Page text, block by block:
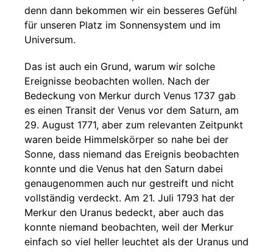
denn dann bekommen wir ein besseres Gefühl
für unseren Platz im Sonnensystem und im
Universum.
Das ist auch ein Grund, warum wir solche
Ereignisse beobachten wollen. Nach der
Bedeckung von Merkur durch Venus 1737 gab
es einen Transit der Venus vor dem Saturn, am
29. August 1771, aber zum relevanten Zeitpunkt
waren beide Himmelskörper so nahe bei der
Sonne, dass niemand das Ereignis beobachten
konnte und die Venus hat den Saturn dabei
genaugenommen auch nur gestreift und nicht
vollständig verdeckt. Am 21. Juli 1793 hat der
Merkur den Uranus bedeckt, aber auch das
konnte niemand beobachten, weil der Merkur
einfach so viel heller leuchtet als der Uranus und